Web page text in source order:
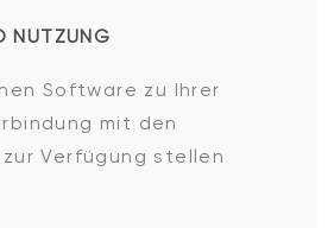
NUTZUNG
Software zu Ihrer
mit den
Verfügung stellen